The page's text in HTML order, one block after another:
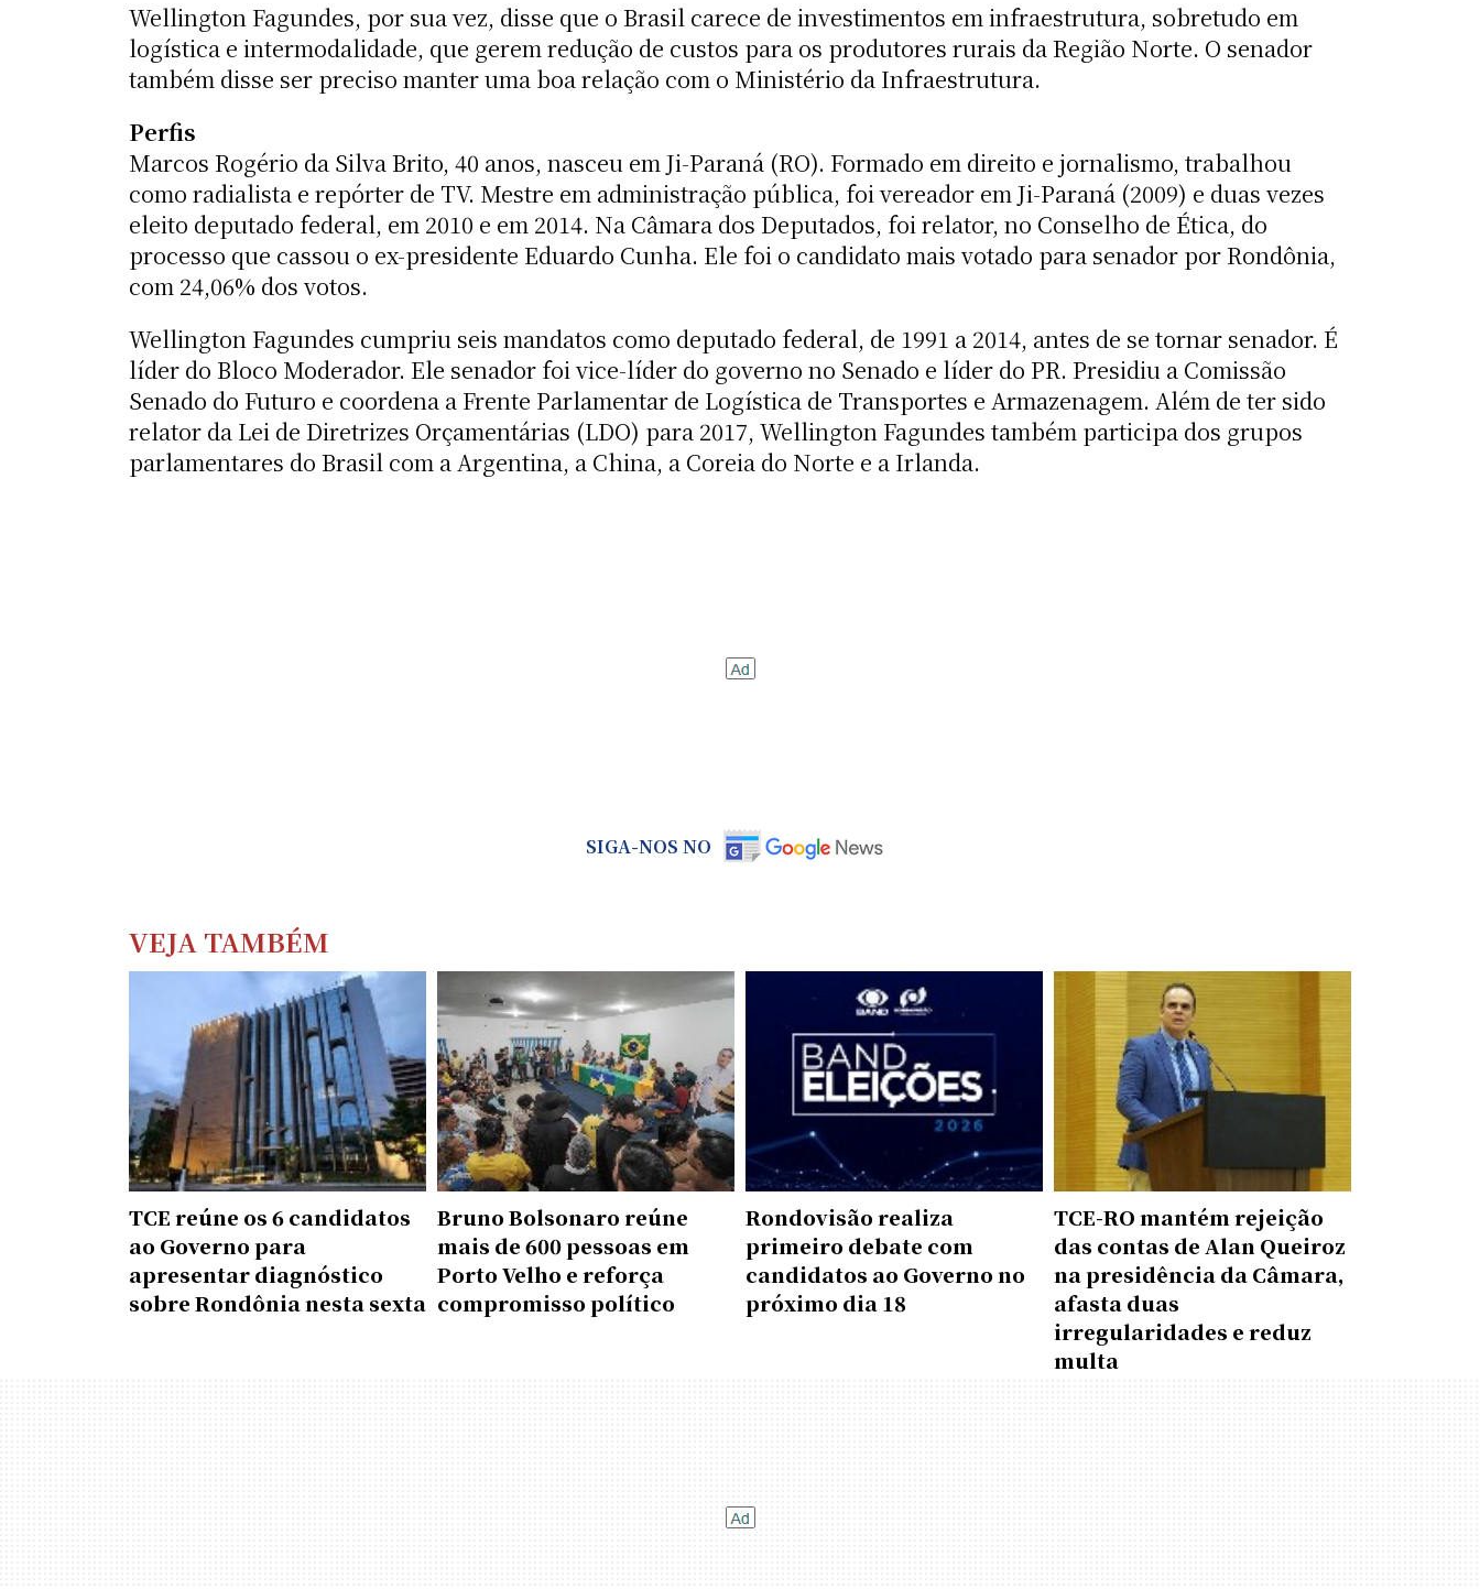
Wellington Fagundes, por sua vez, disse que o Brasil carece de investimentos em infraestrutura, sobretudo em
logística e intermodalidade, que gerem redução de custos para os produtores rurais da Região Norte. O senador
também disse ser preciso manter uma boa relação com o Ministério da Infraestrutura.
Perfis
Marcos Rogério da Silva Brito, 40 anos, nasceu em Ji-Paraná (RO). Formado em direito e jornalismo, trabalhou
como radialista e repórter de TV. Mestre em administração pública, foi vereador em Ji-Paraná (2009) e duas vezes
eleito deputado federal, em 2010 e em 2014. Na Câmara dos Deputados, foi relator, no Conselho de Ética, do
processo que cassou o ex-presidente Eduardo Cunha. Ele foi o candidato mais votado para senador por Rondônia,
com 24,06% dos votos.
Wellington Fagundes cumpriu seis mandatos como deputado federal, de 1991 a 2014, antes de se tornar senador. É
líder do Bloco Moderador. Ele senador foi vice-líder do governo no Senado e líder do PR. Presidiu a Comissão
Senado do Futuro e coordena a Frente Parlamentar de Logística de Transportes e Armazenagem. Além de ter sido
relator da Lei de Diretrizes Orçamentárias (LDO) para 2017, Wellington Fagundes também participa dos grupos
parlamentares do Brasil com a Argentina, a China, a Coreia do Norte e a Irlanda.
SIGA-NOS NO
VEJA TAMBÉM
TCE reúne os 6 candidatos
ao Governo para
apresentar diagnóstico
sobre Rondônia nesta sexta
Bruno Bolsonaro reúne
mais de 600 pessoas em
Porto Velho e reforça
compromisso político
Rondovisão realiza
primeiro debate com
candidatos ao Governo no
próximo dia 18
TCE-RO mantém rejeição
das contas de Alan Queiroz
na presidência da Câmara,
afasta duas
irregularidades e reduz
multa